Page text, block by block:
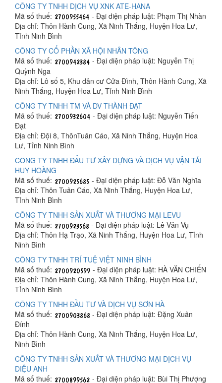
CÔNG TY TNHH DỊCH VỤ XNK ATE-HANA
Mã số thuế:
- Đại diện pháp luật: Phạm Thị Nhàn
Địa chỉ: Thôn Hành Cung, Xã Ninh Thắng, Huyện Hoa Lư,
Tỉnh Ninh Bình
CÔNG TY CỔ PHẦN XÃ HỘI NHÂN TÔNG
Mã số thuế:
- Đại diện pháp luật: Nguyễn Thị
Quỳnh Nga
Địa chỉ: Lô số 5, Khu dân cư Cửa Đình, Thôn Hành Cung, Xã
Ninh Thắng, Huyện Hoa Lư, Tỉnh Ninh Bình
CÔNG TY TNHH TM VÀ DV THÀNH ĐẠT
Mã số thuế:
- Đại diện pháp luật: Nguyễn Tiến
Đạt
Địa chỉ: Đội 8, ThônTuân Cáo, Xã Ninh Thắng, Huyện Hoa
Lư, Tỉnh Ninh Bình
CÔNG TY TNHH ĐẨU TƯ XÂY DỰNG VÀ DỊCH VỤ VẬN TẢI
HUY HOÀNG
Mã số thuế:
- Đại diện pháp luật: Đỗ Văn Nghĩa
Địa chỉ: Thôn Tuân Cáo, Xã Ninh Thắng, Huyện Hoa Lư,
Tỉnh Ninh Bình
CÔNG TY TNHH SẢN XUẤT VÀ THƯƠNG MẠI LEVU
Mã số thuế:
- Đại diện pháp luật: Lê Văn Vụ
Địa chỉ: Thôn Hạ Trạo, Xã Ninh Thắng, Huyện Hoa Lư, Tỉnh
Ninh Bình
CÔNG TY TNHH TRÍ TUỆ VIỆT NINH BÌNH
Mã số thuế:
- Đại diện pháp luật: HÀ VĂN CHIẾN
Địa chỉ: Thôn Hành Cung, Xã Ninh Thắng, Huyện Hoa Lư,
Tỉnh Ninh Bình
CÔNG TY TNHH ĐẦU TƯ VÀ DỊCH VỤ SƠN HÀ
Mã số thuế:
- Đại diện pháp luật: Đặng Xuân
Đính
Địa chỉ: Thôn Hành Cung, Xã Ninh Thắng, Huyện Hoa Lư,
Ninh Bình
CÔNG TY TNHH SẢN XUẤT VÀ THƯƠNG MẠI DỊCH VỤ
DIỆU ANH
Mã số thuế:
- Đại diện pháp luật: Bùi Thị Phượng